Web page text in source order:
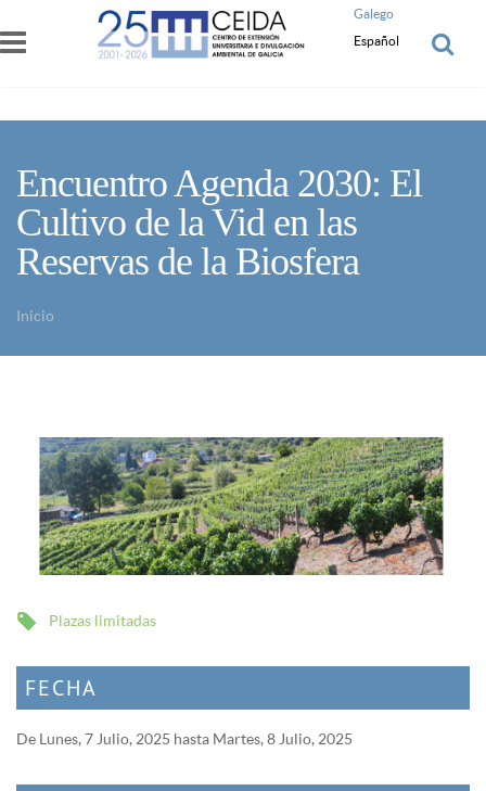
Pasar al contenido principal
Galego
Español
Encuentro Agenda 2030: El
Cultivo de la Vid en las
Reservas de la Biosfera
Inicio
Plazas limitadas
FECHA
De Lunes, 7 Julio, 2025 hasta Martes, 8 Julio, 2025